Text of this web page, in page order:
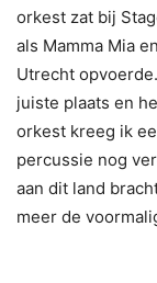
orkest zat bij
als Mamma Mia
Utrecht
juiste plaats en
orkest kreeg ik
percussie nog
aan dit land
meer de